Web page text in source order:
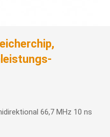
66,7 MHz 10 ns